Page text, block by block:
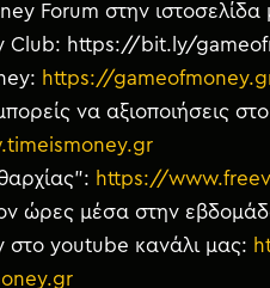
Forum στην ιστοσελίδα
Club: https://bit.ly/
https://
να αξιοποιήσεις
https://
ώρες μέσα στην
στο youtube κανάλι μας: